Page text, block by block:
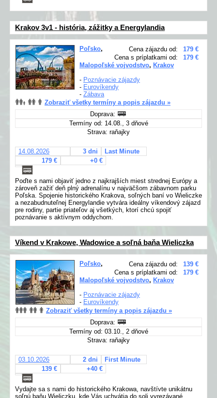
Krakov 3v1 - história, zážitky a Energylandia
Cena zájazdu od:
179 €
Cena s príplatkami od:
179 €
Poľsko,
Malopoľské vojvodstvo, Krakov
- Poznávacie zájazdy
- Eurovíkendy
- Zábava
Zobraziť všetky termíny a popis zájazdu »
Doprava:
Termíny od: 14.08., 3 dňové
Strava: raňajky
14.08.2026 3 dni
Last Minute
179 €
+0 €
Poďte s nami objaviť jedno z najkrajších miest strednej Európy a
zároveň zažiť deň plný adrenalínu v najväčšom zábavnom parku
Poľska. Spojenie historického Krakova, soľných baní vo Wieliczke
a nezabudnuteľnej Energylandie vytvára ideálny víkendový zájazd
pre rodiny, partie priateľov aj všetkých, ktorí chcú spojiť
poznávanie s aktívnym oddychom.
Víkend v Krakowe, Wadowice a soľná baňa Wieliczka
Cena zájazdu od:
139 €
Cena s príplatkami od:
179 €
Poľsko,
Malopoľské vojvodstvo, Krakov
- Poznávacie zájazdy
- Eurovíkendy
Zobraziť všetky termíny a popis zájazdu »
Doprava:
Termíny od: 03.10., 2 dňové
Strava: raňajky
03.10.2026 2 dni
First Minute
139 €
+40 €
Vydajte sa s nami do historického Krakowa, navštívte unikátnu
soľnú baňu Wieliczku, kde Vás uchvátia do soli vyrezávané